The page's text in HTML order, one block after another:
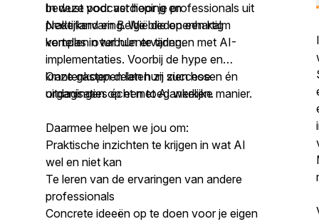
bewust voor verdieping en
praktijkervaring. We bieden een kalm
kompas in turbulente tijden.
In deze podcast hoor je professionals uit
Nederland en België die openhartig
vertellen over hun ervaringen met AI-
implementaties. Voorbij de hype en
krantenkoppen laten zij zien hoe
organisaties écht met AI werken.
Onze gasten delen hun successen én
uitdagingen op een toegankelijke manier.
Daarmee helpen we jou om:
Praktische inzichten te krijgen in wat AI
wel en niet kan
Te leren van de ervaringen van andere
professionals
Concrete ideeën op te doen voor je eigen